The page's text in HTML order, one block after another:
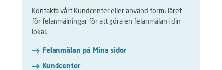
Kontakta vårt Kundcenter eller använd formuläret
för felanmälningar för att göra en felanmälan i din
lokal.
Felanmälan på Mina sidor
Kundcenter